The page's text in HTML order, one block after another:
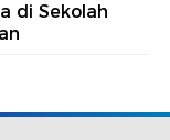
di Sekolah